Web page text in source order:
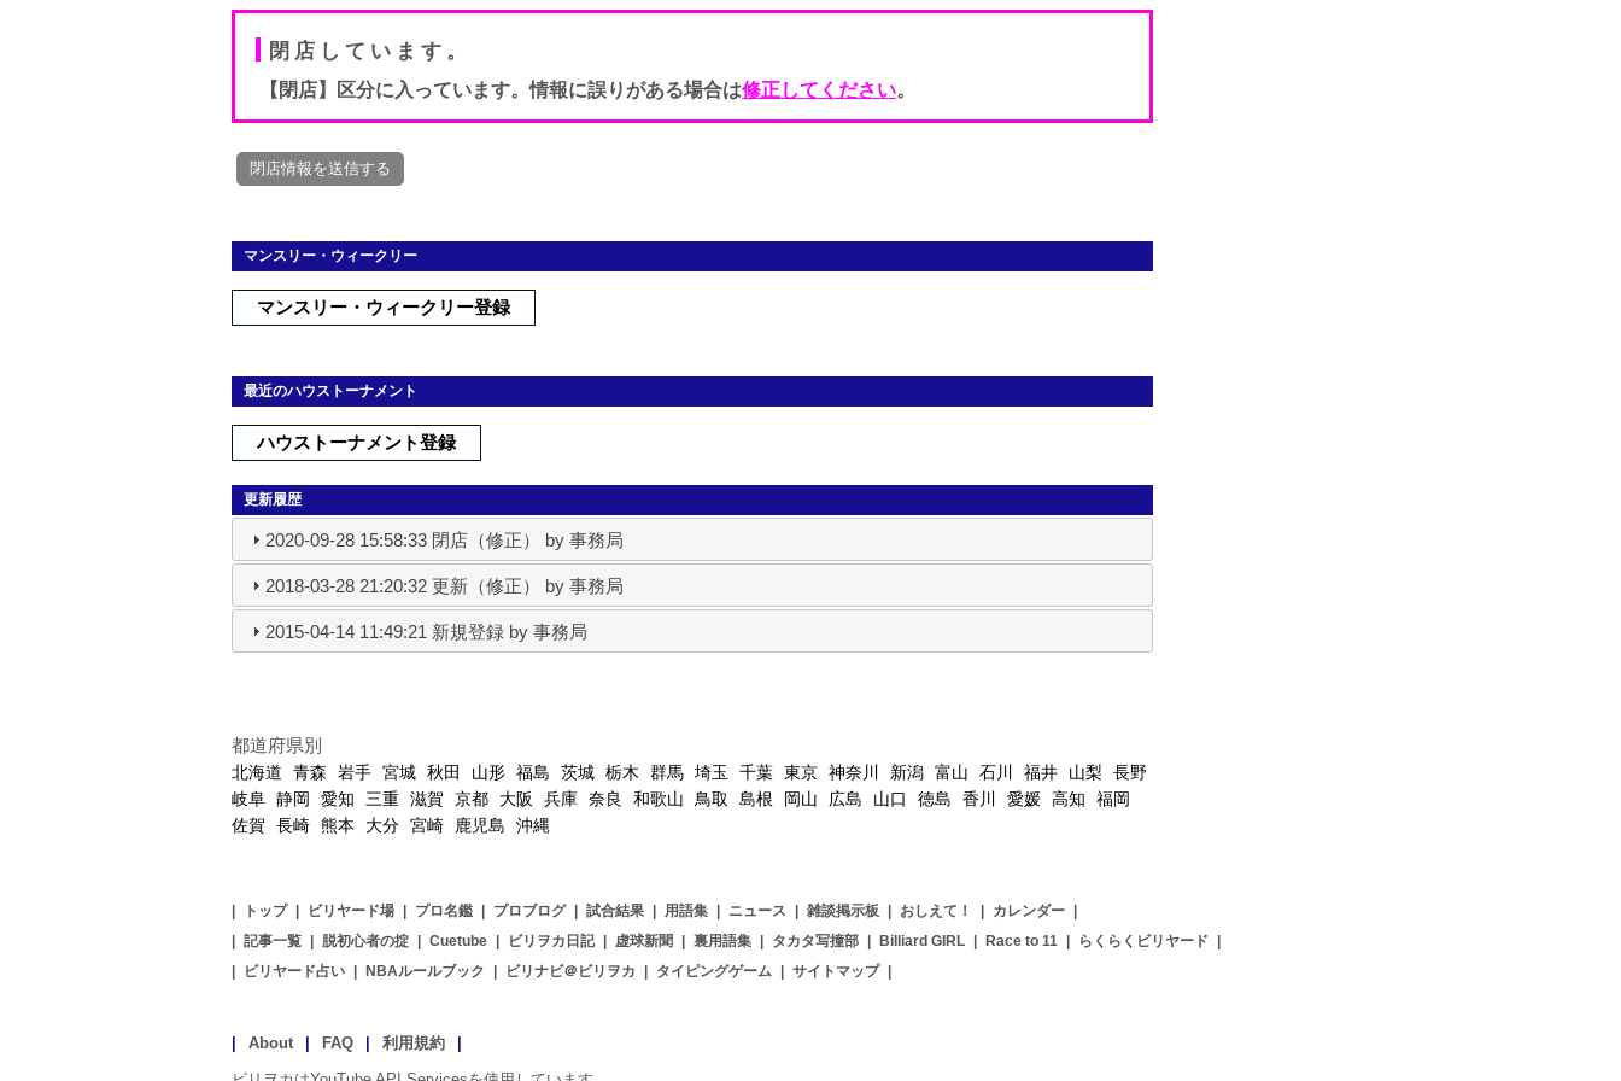
閉店しています。
【閉店】区分に入っています。情報に誤りがある場合は修正してください。
マンスリー・ウィークリー
マンスリー・ウィークリー登録
最近のハウストーナメント
ハウストーナメント登録
更新履歴
2020-09-28 15:58:33 閉店（修正） by 事務局
2018-03-28 21:20:32 更新（修正） by 事務局
2015-04-14 11:49:21 新規登録 by 事務局
都道府県別
北海道 青森 岩手 宮城 秋田 山形 福島 茨城 栃木 群馬 埼玉 千葉 東京 神奈川 新潟 富山 石川 福井 山梨
長野
岐阜 静岡 愛知 三重 滋賀 京都 大阪 兵庫 奈良 和歌山 鳥取 島根 岡山 広島 山口 徳島 香川 愛媛 高知
福岡
佐賀
長崎 熊本 大分 宮崎 鹿児島 沖縄
トップ ビリヤード場 プロ名鑑 プロブログ 試合結果 用語集 ニュース 雑談掲示板 おしえて！ カレンダー
記事一覧 脱初心者の掟 Cuetube ビリヲカ日記 虚球新聞 裏用語集 タカタ写撞部 Billiard GIRL Race to 11 らくらくビリヤード
ビリヤード占い NBAルールブック ビリナビ＠ビリヲカ タイピングゲーム サイトマップ
About FAQ 利用規約